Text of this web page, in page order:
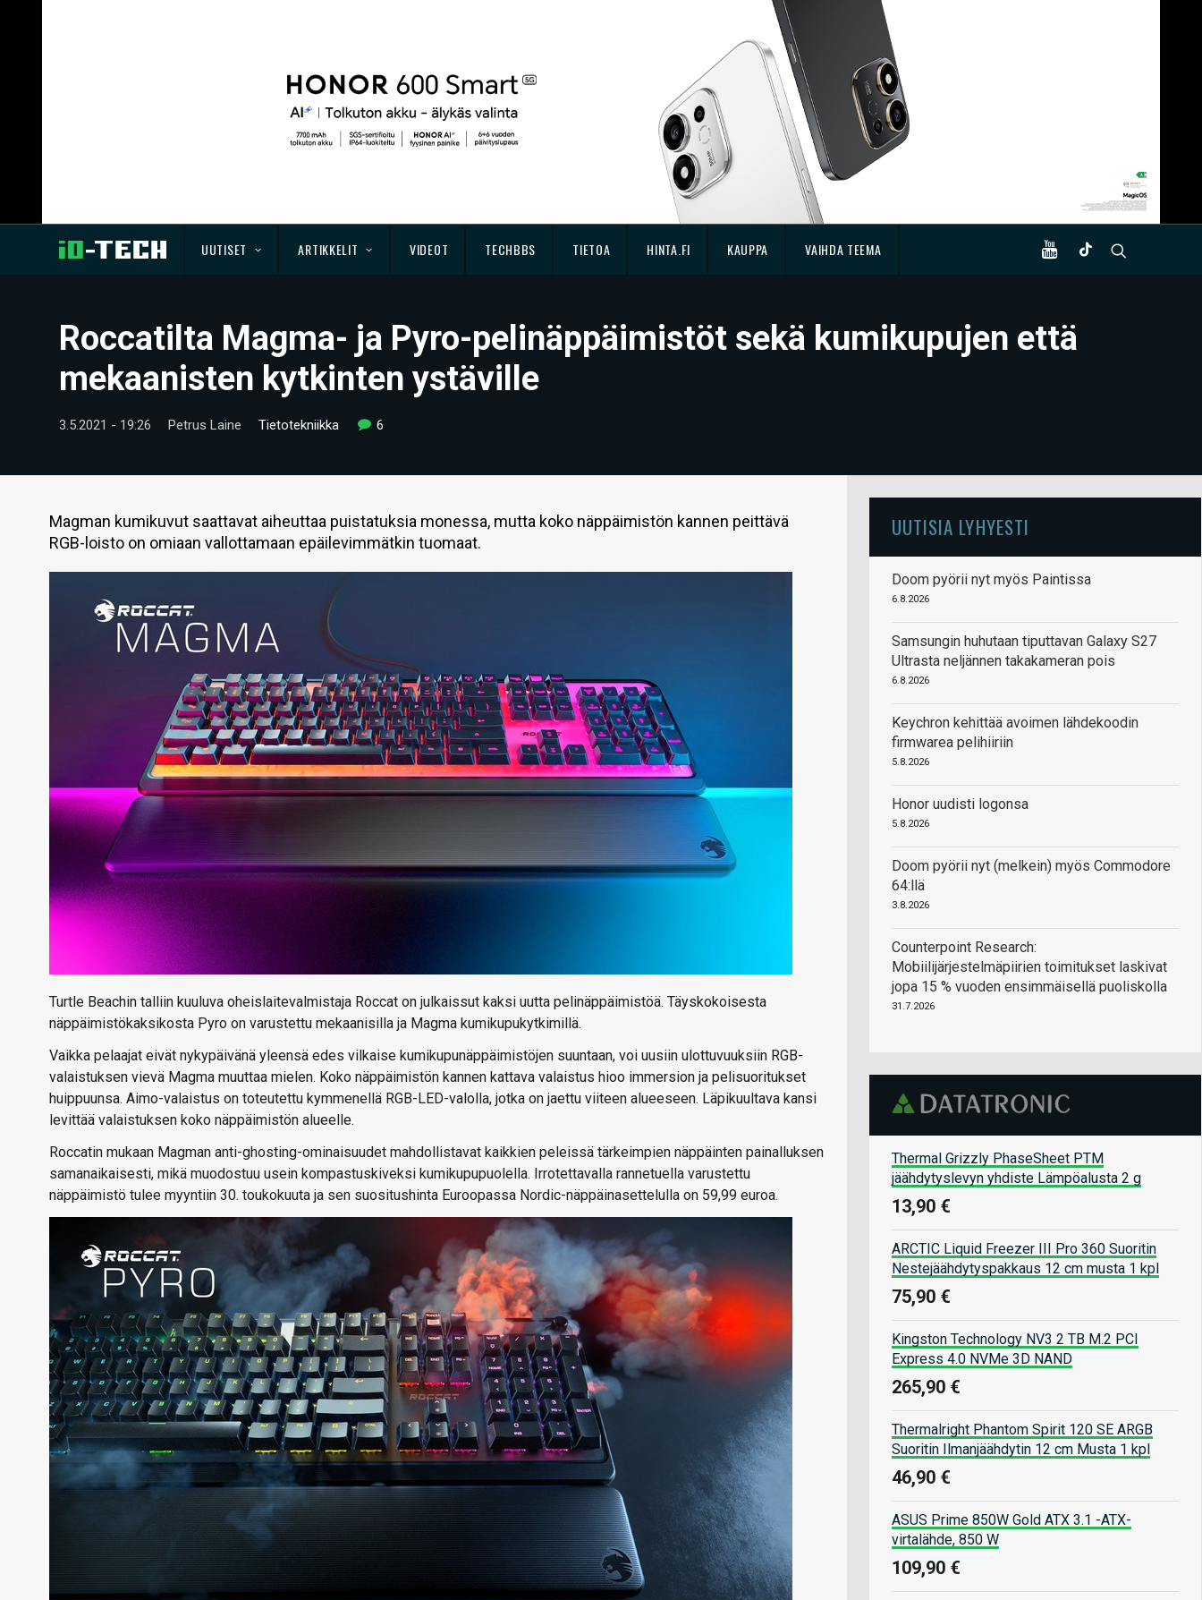
UUTISET ARTIKKELIT VIDEOT TECHBBS TIETOA HINTA.FI KAUPPA VAIHDA TEEMA
Roccatilta Magma- ja Pyro-pelinäppäimistöt sekä kumikupujen että
mekaanisten kytkinten ystäville
3.5.2021 - 19:26 Petrus Laine Tietotekniikka 6
Magman kumikuvut saattavat aiheuttaa puistatuksia monessa, mutta koko näppäimistön kannen peittävä
RGB-loisto on omiaan vallottamaan epäilevimmätkin tuomaat.
Turtle Beachin talliin kuuluva oheislaitevalmistaja Roccat on julkaissut kaksi uutta pelinäppäimistöä. Täyskokoisesta
näppäimistökaksikosta Pyro on varustettu mekaanisilla ja Magma kumikupukytkimillä.
Vaikka pelaajat eivät nykypäivänä yleensä edes vilkaise kumikupunäppäimistöjen suuntaan, voi uusiin ulottuvuuksiin RGB-
valaistuksen vievä Magma muuttaa mielen. Koko näppäimistön kannen kattava valaistus hioo immersion ja pelisuoritukset
huippuunsa. Aimo-valaistus on toteutettu kymmenellä RGB-LED-valolla, jotka on jaettu viiteen alueeseen. Läpikuultava kansi
levittää valaistuksen koko näppäimistön alueelle.
Roccatin mukaan Magman anti-ghosting-ominaisuudet mahdollistavat kaikkien peleissä tärkeimpien näppäinten painalluksen
samanaikaisesti, mikä muodostuu usein kompastuskiveksi kumikupupuolella. Irrotettavalla rannetuella varustettu
näppäimistö tulee myyntiin 30. toukokuuta ja sen suositushinta Euroopassa Nordic-näppäinasettelulla on 59,99 euroa.
UUTISIA LYHYESTI
Doom pyörii nyt myös Paintissa
6.8.2026
Samsungin huhutaan tiputtavan Galaxy S27
Ultrasta neljännen takakameran pois
6.8.2026
Keychron kehittää avoimen lähdekoodin
firmwarea pelihiiriin
5.8.2026
Honor uudisti logonsa
5.8.2026
Doom pyörii nyt (melkein) myös Commodore
64:llä
3.8.2026
Counterpoint Research:
Mobiilijärjestelmäpiirien toimitukset laskivat
jopa 15 % vuoden ensimmäisellä puoliskolla
31.7.2026
Thermal Grizzly PhaseSheet PTM
jäähdytyslevyn yhdiste Lämpöalusta 2 g
13,90 €
ARCTIC Liquid Freezer III Pro 360 Suoritin
Nestejäähdytyspakkaus 12 cm musta 1 kpl
75,90 €
Kingston Technology NV3 2 TB M.2 PCI
Express 4.0 NVMe 3D NAND
265,90 €
Thermalright Phantom Spirit 120 SE ARGB
Suoritin Ilmanjäähdytin 12 cm Musta 1 kpl
46,90 €
ASUS Prime 850W Gold ATX 3.1 -ATX-
virtalähde, 850 W
109,90 €